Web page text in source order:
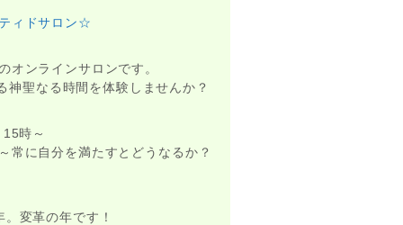
ィドサロン☆
オンラインサロンです。
聖なる時間を体験しませんか？
時～
常に自分を満たすとどうなるか？
変革の年です！